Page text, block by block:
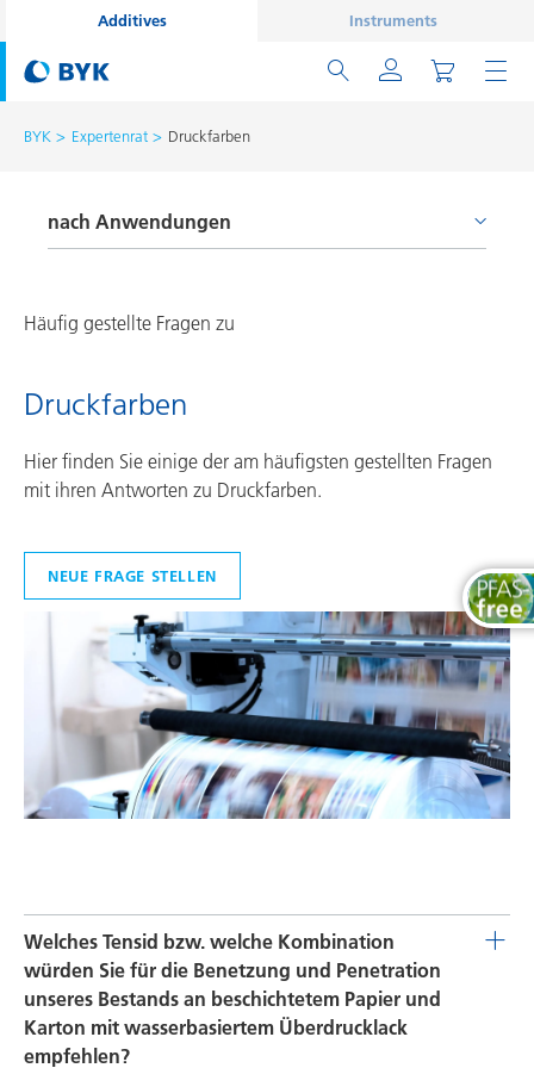
Additives Instruments
BYK Expertenrat Druckfarben
nach Anwendungen
Autoserienlackierung
Can Coatings
Coil Coatings
Fußbodenbeschichtungen
Gießerei- und Feuerfestindustrie
Holz- und Möbellacke
Industrielacke
Inkjet Inks
Maler - und Bautenlacke
Thermoplaste
Klebstoffe und Dichtungsmassen
Häufig gestellte Fragen zu
Druckfarben
Hier finden Sie einige der am häufigsten gestellten Fragen
mit ihren Antworten zu Druckfarben.
NEUE FRAGE STELLEN
Welches Tensid bzw. welche Kombination
würden Sie für die Benetzung und Penetration
unseres Bestands an beschichtetem Papier und
Karton mit wasserbasiertem Überdrucklack
empfehlen?